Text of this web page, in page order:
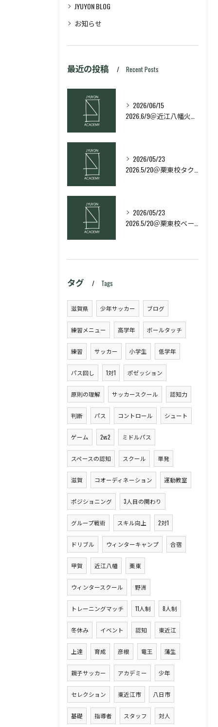
JYUYON BLOG
お知らせ
最近の投稿 Recent Posts
2026/06/15
2026/05/23
2026/05/23
タグ Tags
滋賀県 少年サッカー ブログ
練習メニュー 高学年 ボールタッチ
練習 サッカー 小学生 低学年
パス回し 1対1 ポゼッション
原則の理解 サッカースクール 認知力
判断 パス コントロール シュート
ゲーム 2vs2 ミドルパス
スペースの認知 スクール 単発
滋賀 コオーディネーション 運動教室
ポジショニング 3人目の関わり
グループ戦術 スキル向上 2対1
ドリブル ウィンターキャンプ 合宿
甲賀 近江八幡 栗東
ウィンタースクール 野洲
トレーニングマッチ 11人制 8人制
冬休み イベント 認知 東近江
上達 育成 彦根 竜王 蒲生
親子サッカー アカデミー 少年
セレクション 東近江市 八日市
基礎 指導者 スタッフ 対人